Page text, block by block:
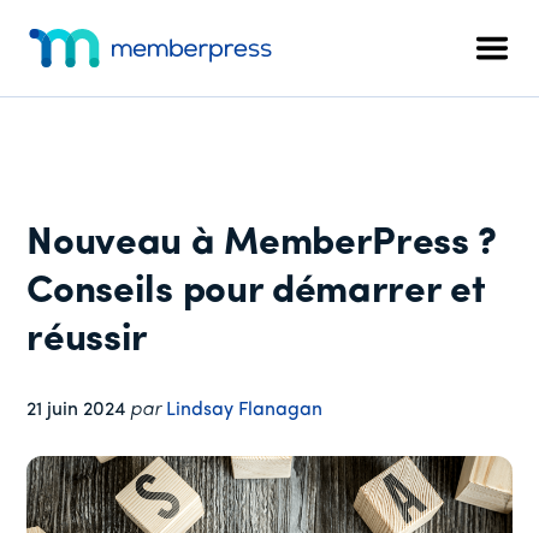
content
barre
de
supplémentaire
en-
un
Nouveau à MemberPress ?
Conseils pour démarrer et
réussir
21 juin 2024 par Lindsay Flanagan